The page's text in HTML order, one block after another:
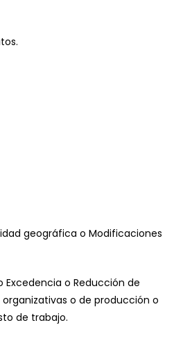
geográfica o Modificaciones
Excedencia o Reducción de
o de producción o
de trabajo.